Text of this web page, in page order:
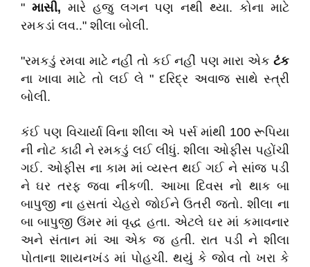
" માસી, મારે હજુ લગન પણ નથી થ્યા. કોના માટે
રમકડાં લવ.." શીલા બોલી.
"રમકડું રમવા માટે નહીં તો કઈ નહીં પણ મારા એક ટંક
ના ખાવા માટે તો લઈ લે " દરિદ્ર અવાજ સાથે સ્ત્રી
બોલી.
કંઈ પણ વિચાર્યા વિના શીલા એ પર્સ માંથી 100 રૂપિયા
ની નોટ કાઢી ને રમકડું લઈ લીધું. શીલા ઓફીસ પહોંચી
ગઈ. ઓફીસ ના કામ માં વ્યસ્ત થઈ ગઈ ને સાંજ પડી
ને ઘર તરફ જવા નીકળી. આખા દિવસ નો થાક બા
બાપુજી ના હસતાં ચેહરો જોઈને ઉતરી જતો. શીલા ના
બા બાપુજી ઉંમર માં વૃદ્ધ હતા. એટલે ઘર માં કમાવનાર
અને સંતાન માં આ એક જ હતી. રાત પડી ને શીલા
પોતાના શાયનખંડ માં પોહચી. થયું કે જોવ તો ખરા કે